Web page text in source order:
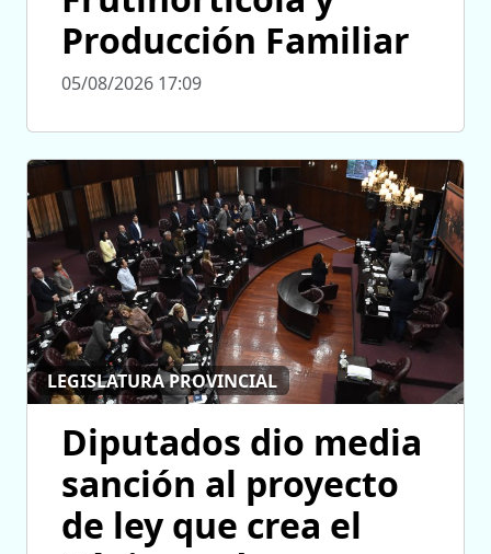
Producción Familiar
05/08/2026 17:09
LEGISLATURA PROVINCIAL
Diputados dio media
sanción al proyecto
de ley que crea el